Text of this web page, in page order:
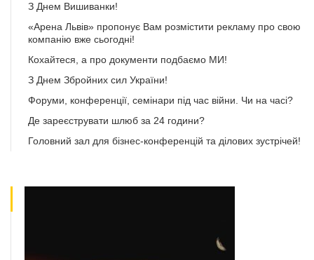
З Днем Вишиванки!
«Арена Львів» пропонує Вам розмістити рекламу про свою
компанію вже сьогодні!
Кохайтеся, а про документи подбаємо МИ!
З Днем Збройних сил України!
Форуми, конференції, семінари під час війни. Чи на часі?
Де зареєструвати шлюб за 24 години?
Головний зал для бізнес-конференцій та ділових зустрічей!